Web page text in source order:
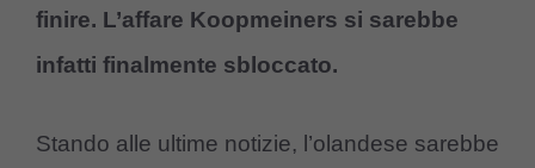
finire. L’affare Koopmeiners si sarebbe
infatti finalmente sbloccato.
Stando alle ultime notizie, l’olandese sarebbe